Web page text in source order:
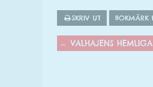
SKRIV UT BOKMÄRK
← VALHAJENS